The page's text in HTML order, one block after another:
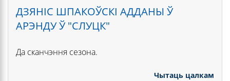
ДЗЯНІС ШПАКОЎСКІ АДДАНЫ Ў
АРЭНДУ Ў "СЛУЦК"
Да сканчэння сезона.
Чытаць цалкам